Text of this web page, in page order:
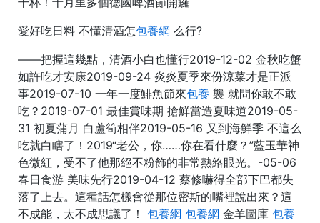
愛好吃日料 不懂清酒怎包養網 么行?
——把握這幾點，清酒小白也懂行2019-12-02 金秋吃蟹
如許吃才安康2019-09-24 炎炎夏季來份涼菜才是正派
事2019-07-10 一年一度鯡魚節來包養 襲 就問你敢不敢
吃？2019-07-01 最佳賞味期 搶鮮當造夏味道2019-05-
31 初夏蒲月 白蘆筍相伴2019-05-16 又到海鮮季 不這么
吃就白瞎了！2019“老公，你……你在看什麼？”藍玉華神
色微紅，受不了他那絕不粉飾的非常熱絡眼光。-05-06
春日食游 美味先行2019-04-12 蔡修嚇得全部下巴都失
落了上去。這種話怎樣會從那位密斯的嘴裡說出來？這
不成能，太不成思議了！ 包養網 包養網 金羊圖庫 包養